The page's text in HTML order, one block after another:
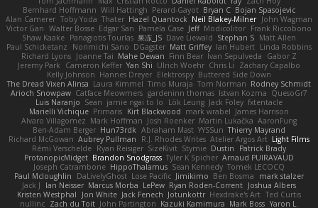
Bernhard Hoffmann Will Hattingh Perard-Gayot Bryan C Bojan Spasojevic
Alan Camerer Toby Yoda Thater Hazel Quantock Neil Blakey-Milner John Wagman
Victor Gan Walter Bosse Edgar San Pamela Case Jeff Modicolitor Frank Riccobono
Shaw Kaake Panagiotis Tourlas 果冻_JS Dave Liewald Stephan S Matt Allen
Paul Schicketanz
Norimichi Sano DGagster Matt Griffey Ian Hubert Linda Robbins
Richard Lyons Joanne Tai Mahe Dewan Finn Bear Ivan Sepulveda
Gabor Z
Jeremy Park
Cameron Keffer Yan Shi Ulrich Woehr Chris Li
Zachary Capalbo
Kelly Johnson Hannes Dreyer Elektrospy Buttered Side Down
The Dread Vixen Alinsa Laura Kimmel Timo Muraja Tom Norman Rodney Schmidt
Arioch Snowpaw Catface Meowmers gardeninn thomas Istvan Kozma QuesoGr7
Luis Naranjo Sean jamie ngai to lo Lök Leung Jack Foley fxtentacle
Marielli Vichique Primaris Kirt Blackwood mark wrabel James Harrison
Alvaro Villagomez Mark Hoffman Josh Roenker Martin Lukačka AaronFung
Ben-Adam Berger Hun73rdk Abraham Mast YYSSun Thierry Mayrand
Richard McGowan Aubrey Pullman R.J. Rhodes Writes Atelier Argos Art Light Films
Rémi Verschelde Ryan Reisiger SizeKivit Stymie Dustin
Patrick Brady
ProtanopicMidget Brandon Snodgrass Tyler K Spicher Arnaud PUIRAVAUD
Joseph Catrambone HippoThalamus Sean Kennedy Tomek LECOCQ
Paul Mcloughlin
DaLivelyGhost Lose Pacific Jimikimo Ben Bosma
mark stalzer
Jack J
Ian Neisser Marcus Morba LePew Ryan Roden-Corrent Joshua Albers
Kristen Westphal
Jon White Jack Fenech Jotunkottr Hexdrake's Art Ted Curtis
nullinc Zach du Toit John Partington Kazuki Kamimura Mark Boss Yaron L.